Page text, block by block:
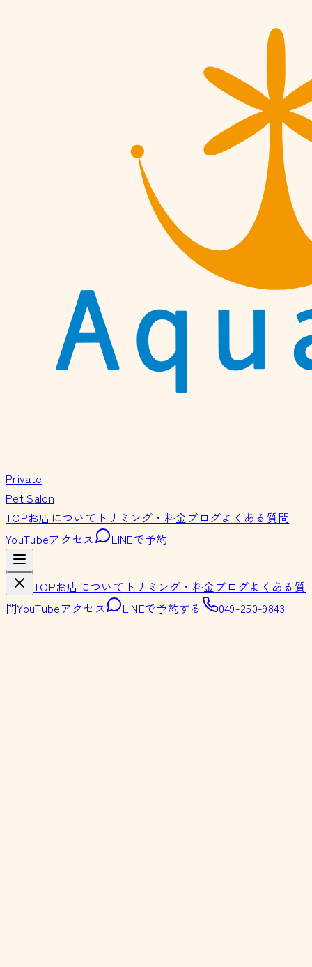
Private
Pet Salon
TOPお店について トリミング・料金ブログよくある質問
YouTubeアクセス LINEで予約
TOPお店について トリミング・料金ブログよくある質
問YouTubeアクセス LINEで予約する 049-250-9843